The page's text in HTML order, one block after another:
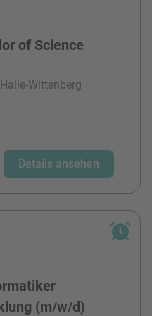
of Science
Wittenberg
Details ansehen
(m/w/d)